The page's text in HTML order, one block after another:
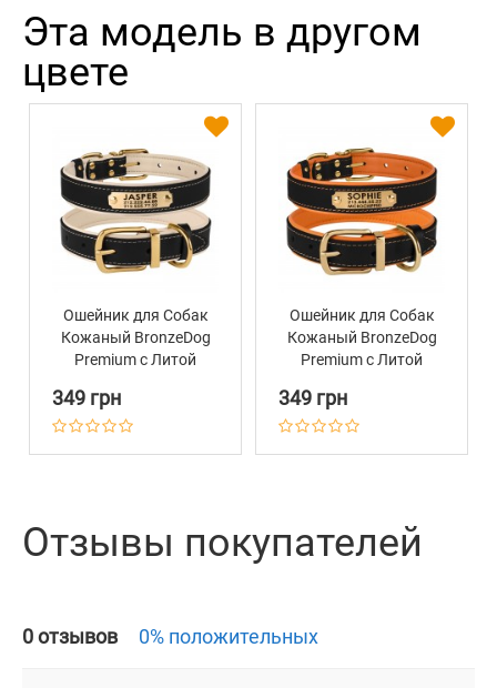
Эта модель в другом
цвете
Ошейник для Собак
Кожаный BronzeDog
Premium с Литой
и Адресником Черно-
Бежевый
349 грн
Ошейник для Собак
Кожаный BronzeDog
Premium с Литой
и Адресником Черно-
Оранжевый
349 грн
Отзывы покупателей
0 отзывов 0% положительных